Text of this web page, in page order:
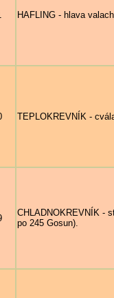
HAFLING - hlava
TEPLOKREVNÍK -
CHLADNOKREVNÍK -
po 245 Gosun).